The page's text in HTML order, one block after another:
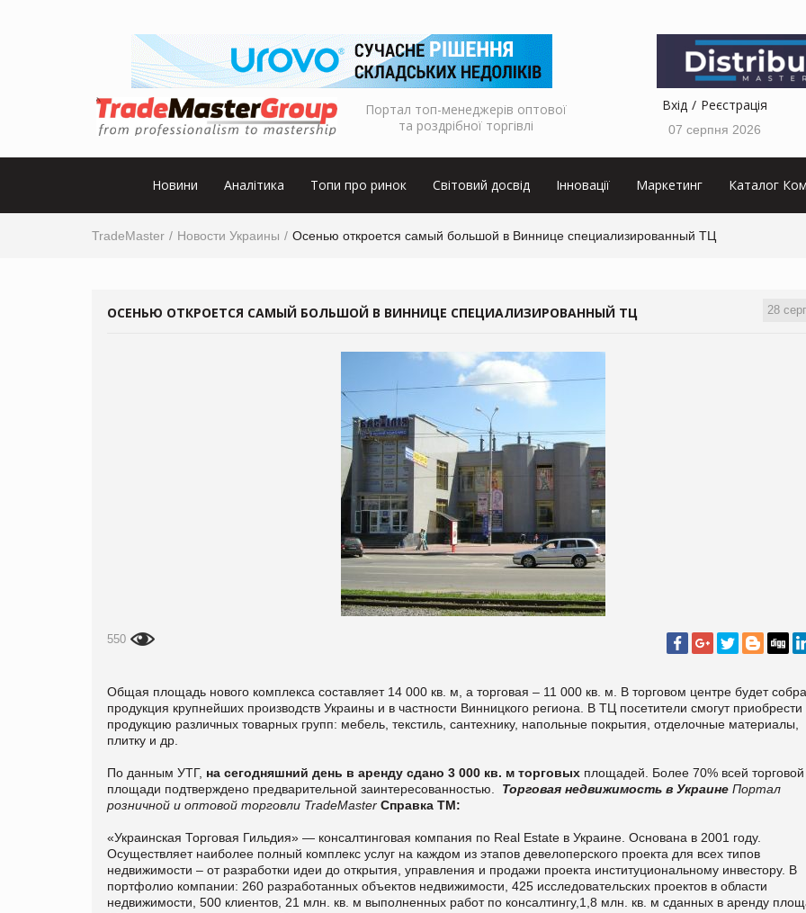
Портал топ-менеджерів оптової
та роздрібної торгівлі
Вхід Реєстрація
07 серпня 2026
Новини Аналітика Топи про ринок Світовий досвід Інновації Маркетинг Каталог
TradeMaster Новости Украины Осенью откроется самый большой в Виннице специализированный ТЦ
28
ОСЕНЬЮ ОТКРОЕТСЯ САМЫЙ БОЛЬШОЙ В ВИННИЦЕ СПЕЦИАЛИЗИРОВАННЫЙ ТЦ
550
Общая площадь нового комплекса составляет 14 000 кв. м, а торговая – 11 000 кв. м. В торговом центре будет
продукция крупнейших производств Украины и в частности Винницкого региона. В ТЦ посетители смогут приобрести
продукцию различных товарных групп: мебель, текстиль, сантехнику, напольные покрытия, отделочные материалы,
плитку и др.
По данным УТГ, на сегодняшний день в аренду сдано 3 000 кв. м торговых площадей. Более 70% всей торговой
площади подтверждено предварительной заинтересованностью. Торговая недвижимость в Украине Портал
розничной и оптовой торговли TradeMaster Справка ТМ:
«Украинская Торговая Гильдия» — консалтинговая компания по Real Estate в Украине. Основана в 2001 году.
Осуществляет наиболее полный комплекс услуг на каждом из этапов девелоперского проекта для всех типов
недвижимости – от разработки идеи до открытия, управления и продажи проекта институциональному инвестору. В
портфолио компании: 260 разработанных объектов недвижимости, 425 исследовательских проектов в области
недвижимости, 500 клиентов, 21 млн. кв. м выполненных работ по консалтингу,1,8 млн. кв. м сданных в аренду